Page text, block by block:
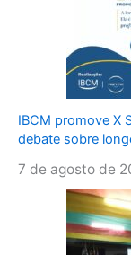
IBCM promove X
debate sobre
7 de agosto de